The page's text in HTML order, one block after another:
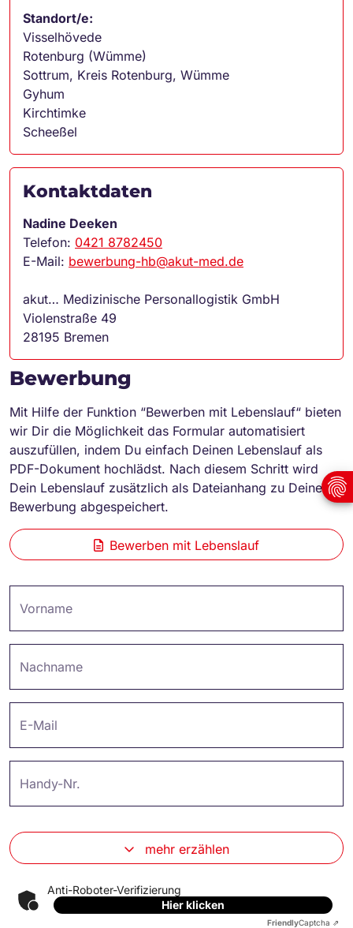
Standort/e:
Visselhövede
Rotenburg (Wümme)
Sottrum, Kreis Rotenburg, Wümme
Gyhum
Kirchtimke
Scheeßel
Kontaktdaten
Nadine Deeken
Telefon: 0421 8782450
E-Mail: bewerbung-hb@akut-med.de
akut… Medizinische Personallogistik GmbH
Violenstraße 49
28195 Bremen
Bewerbung
Mit Hilfe der Funktion “Bewerben mit Lebenslauf“ bieten
wir Dir die Möglichkeit das Formular automatisiert
auszufüllen, indem Du einfach Deinen Lebenslauf als
PDF-Dokument hochlädst. Nach diesem Schritt wird
Dein Lebenslauf zusätzlich als Dateianhang zu Deiner
Bewerbung abgespeichert.
Bewerben mit Lebenslauf
Vorname
Nachname
E-Mail
Handy-Nr.
mehr erzählen
Anti-Roboter-Verifizierung
Hier klicken
FriendlyCaptcha ⇗